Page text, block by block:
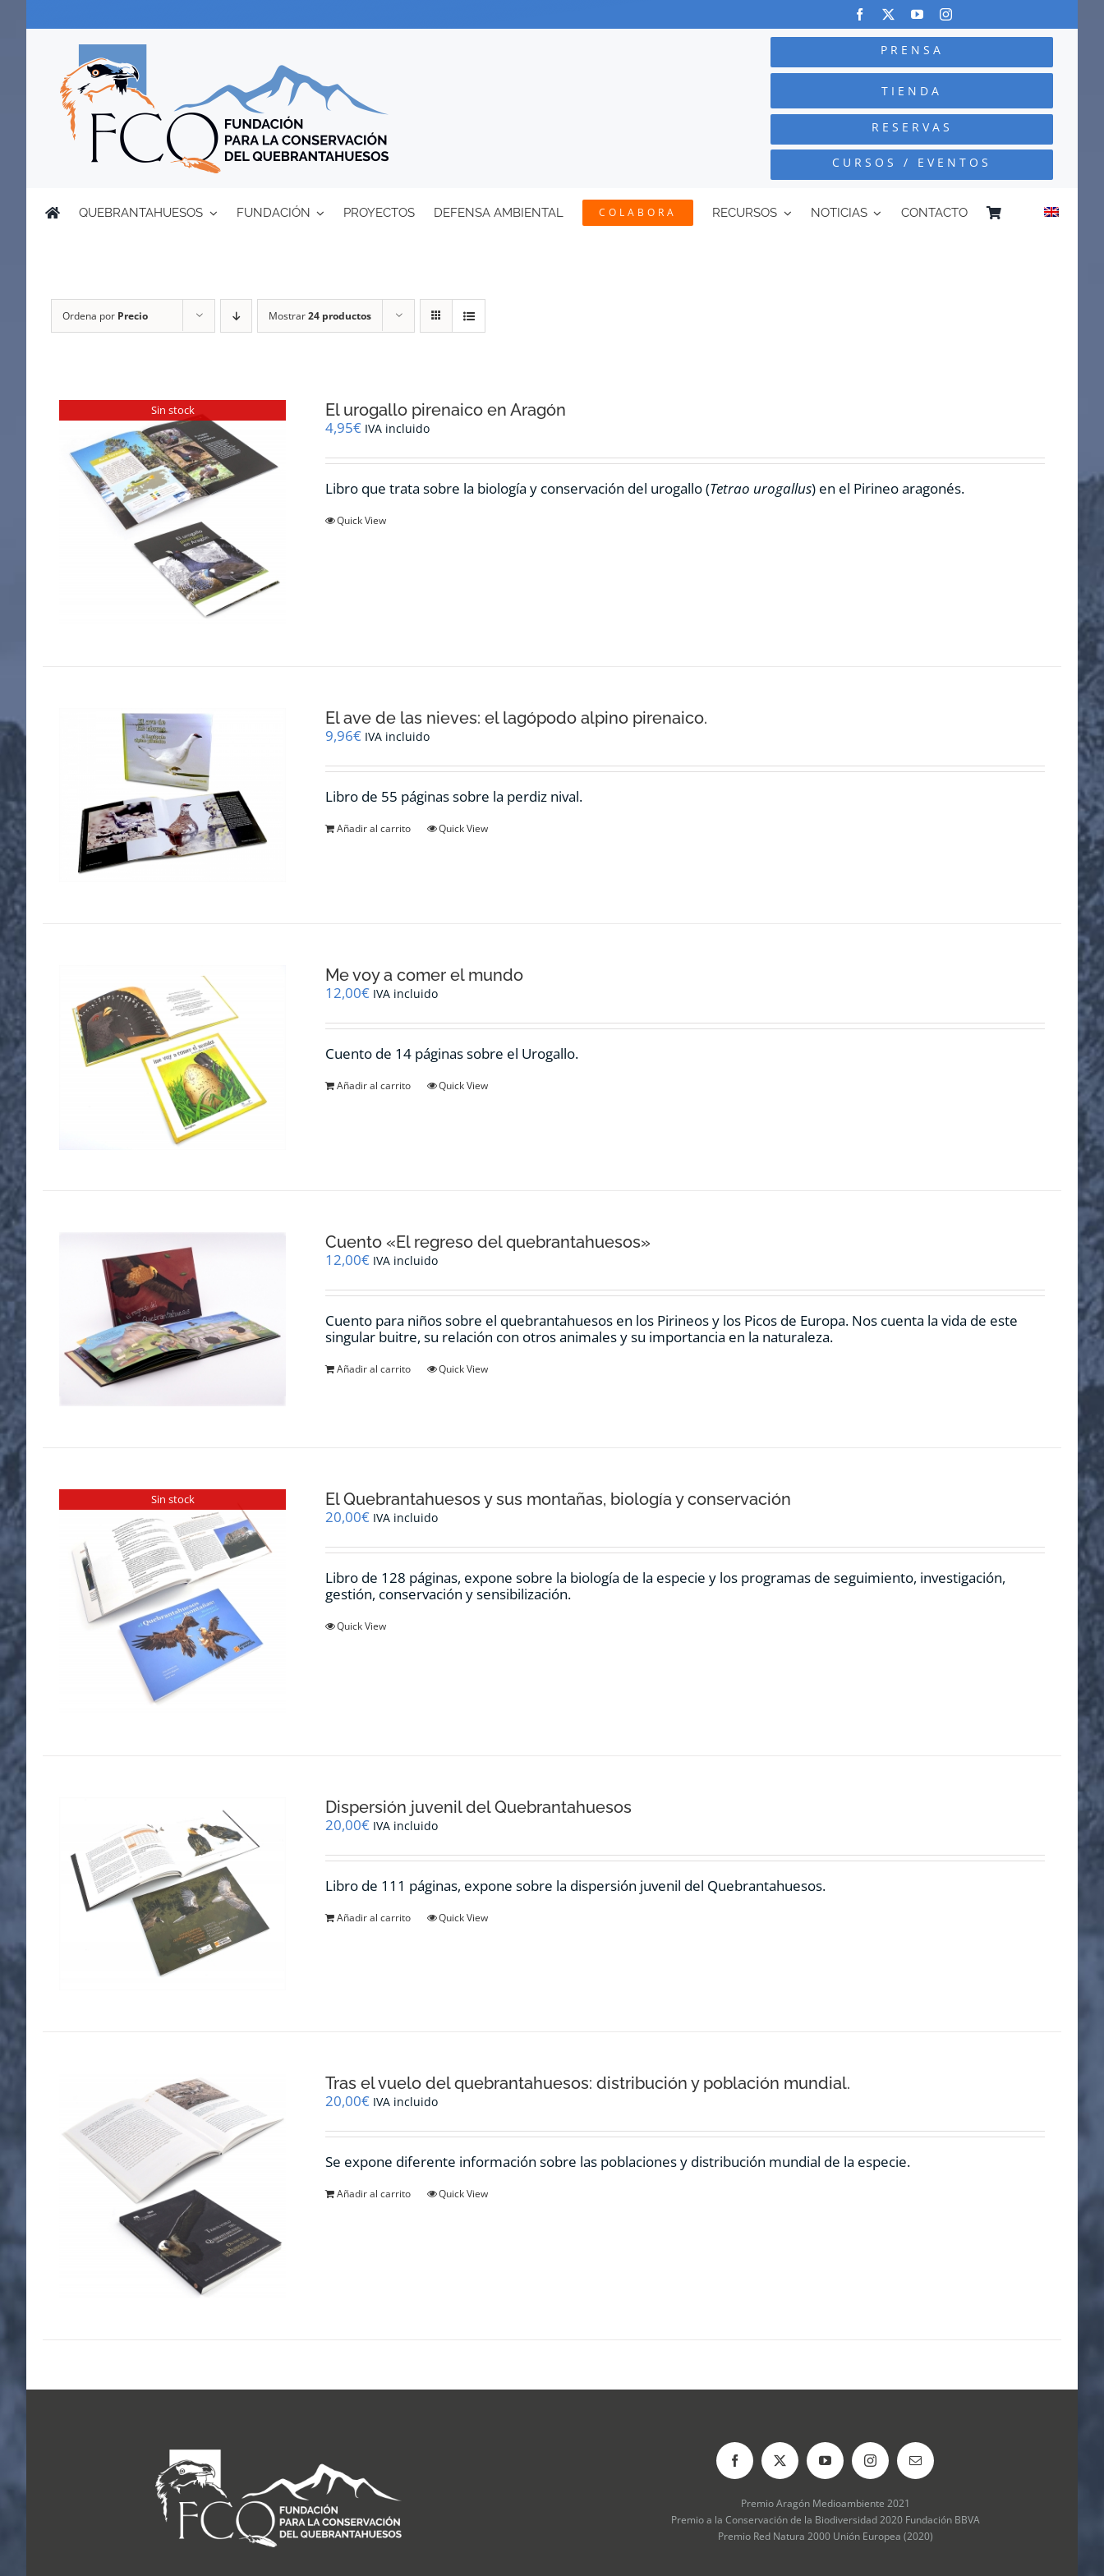
PRENSA
TIENDA
RESERVAS
CURSOS / EVENTOS
QUEBRANTAHUESOS FUNDACIÓN PROYECTOS DEFENSA AMBIENTAL COLABORA RECURSOS NOTICIAS CONTACTO
Ordena por Precio Mostrar24 productos
Sin stock El urogallo pirenaico en Aragón
4,95€ IVA incluido
Libro que trata sobre la biología y conservación del urogallo (Tetrao urogallus) en el Pirineo aragonés.
Quick View
El ave de las nieves: el lagópodo alpino pirenaico.
9,96€ IVA incluido
Libro de 55 páginas sobre la perdiz nival.
Añadir al carrito Quick View
Me voy a comer el mundo
12,00€ IVA incluido
Cuento de 14 páginas sobre el Urogallo.
Añadir al carrito Quick View
Cuento «El regreso del quebrantahuesos»
12,00€ IVA incluido
Cuento para niños sobre el quebrantahuesos en los Pirineos y los Picos de Europa. Nos cuenta la vida de este
singular buitre, su relación con otros animales y su importancia en la naturaleza.
Añadir al carrito Quick View
Sin stock El Quebrantahuesos y sus montañas, biología y conservación
20,00€ IVA incluido
Libro de 128 páginas, expone sobre la biología de la especie y los programas de seguimiento, investigación,
gestión, conservación y sensibilización.
Quick View
Dispersión juvenil del Quebrantahuesos
20,00€ IVA incluido
Libro de 111 páginas, expone sobre la dispersión juvenil del Quebrantahuesos.
Añadir al carrito Quick View
Tras el vuelo del quebrantahuesos: distribución y población mundial.
20,00€ IVA incluido
Se expone diferente información sobre las poblaciones y distribución mundial de la especie.
Añadir al carrito Quick View
Premio Aragón Medioambiente 2021
Premio a la Conservación de la Biodiversidad 2020 Fundación BBVA
Premio Red Natura 2000 Unión Europea (2020)